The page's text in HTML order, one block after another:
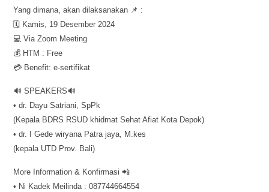
Yang dimana, akan dilaksanakan 📌 :
🗓️ Kamis, 19 Desember 2024
💻 Via Zoom Meeting
💰 HTM : Free
💳 Benefit: e-sertifikat
🔊 SPEAKERS🔊
• dr. Dayu Satriani, SpPk
(Kepala BDRS RSUD khidmat Sehat Afiat Kota Depok)
• dr. I Gede wiryana Patra jaya, M.kes
(kepala UTD Prov. Bali)
More Information & Konfirmasi 📲
• Ni Kadek Meilinda : 087744664554